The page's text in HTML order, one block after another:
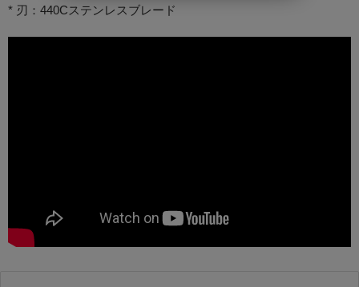
* 刃：440Cステンレスブレード